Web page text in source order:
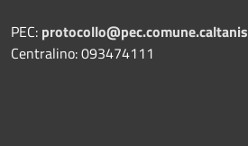
PEC:
Centralino: 093474111